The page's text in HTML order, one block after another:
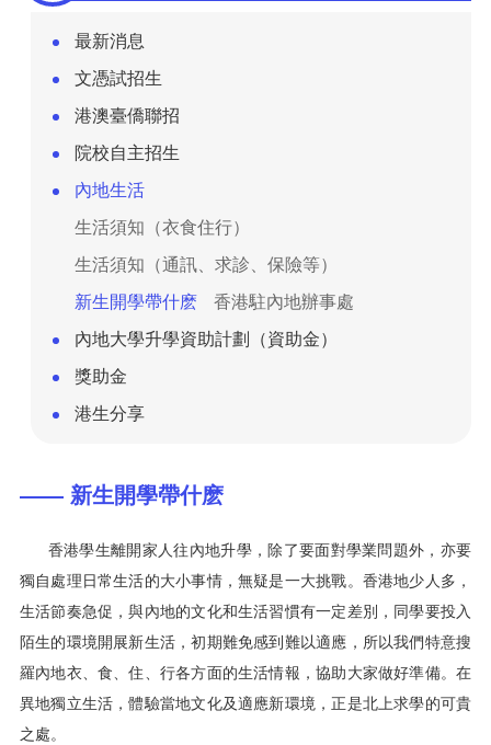
最新消息
文憑試招生
港澳臺僑聯招
院校自主招生
內地生活
生活須知（衣食住行）
生活須知（通訊、求診、保險等）
新生開學帶什麽
香港駐內地辦事處
內地大學升學資助計劃（資助金）
獎助金
港生分享
—— 新生開學帶什麽
香港學生離開家人往內地升學，除了要面對學業問題外，亦要
獨自處理日常生活的大小事情，無疑是一大挑戰。香港地少人多，
生活節奏急促，與內地的文化和生活習慣有一定差別，同學要投入
陌生的環境開展新生活，初期難免感到難以適應，所以我們特意搜
羅內地衣、食、住、行各方面的生活情報，協助大家做好準備。在
異地獨立生活，體驗當地文化及適應新環境，正是北上求學的可貴
之處。